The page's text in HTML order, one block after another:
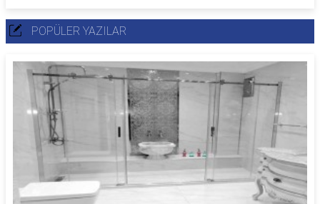
POPÜLER YAZILAR